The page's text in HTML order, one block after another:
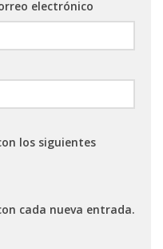
electrónico
los siguientes
cada nueva entrada.